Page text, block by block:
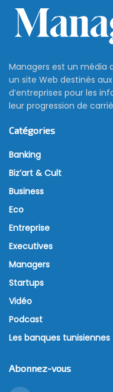
Managers est un média
un site Web destinés
d’entreprises pour les
leur progression de
Catégories
Banking
Biz’art & Cult
Business
Eco
Entreprise
Executives
Managers
Startups
Vidéo
Podcast
Les banques tunisiennes
Abonnez-vous